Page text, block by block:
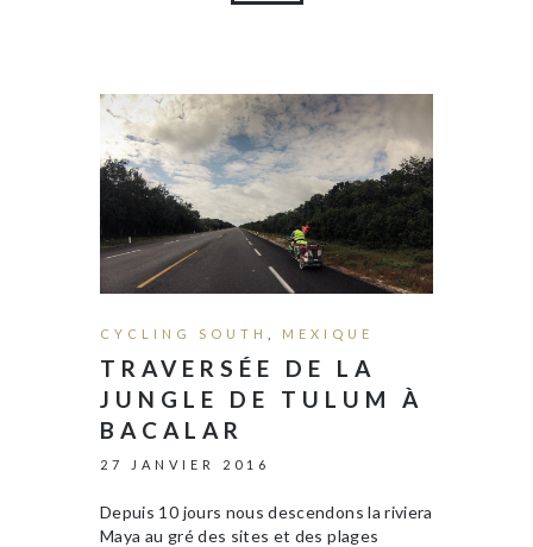
CYCLING SOUTH MEXIQUE
TRAVERSÉE DE LA
JUNGLE DE TULUM À
BACALAR
27 JANVIER 2016
Depuis 10 jours nous descendons la riviera
Maya au gré des sites et des plages